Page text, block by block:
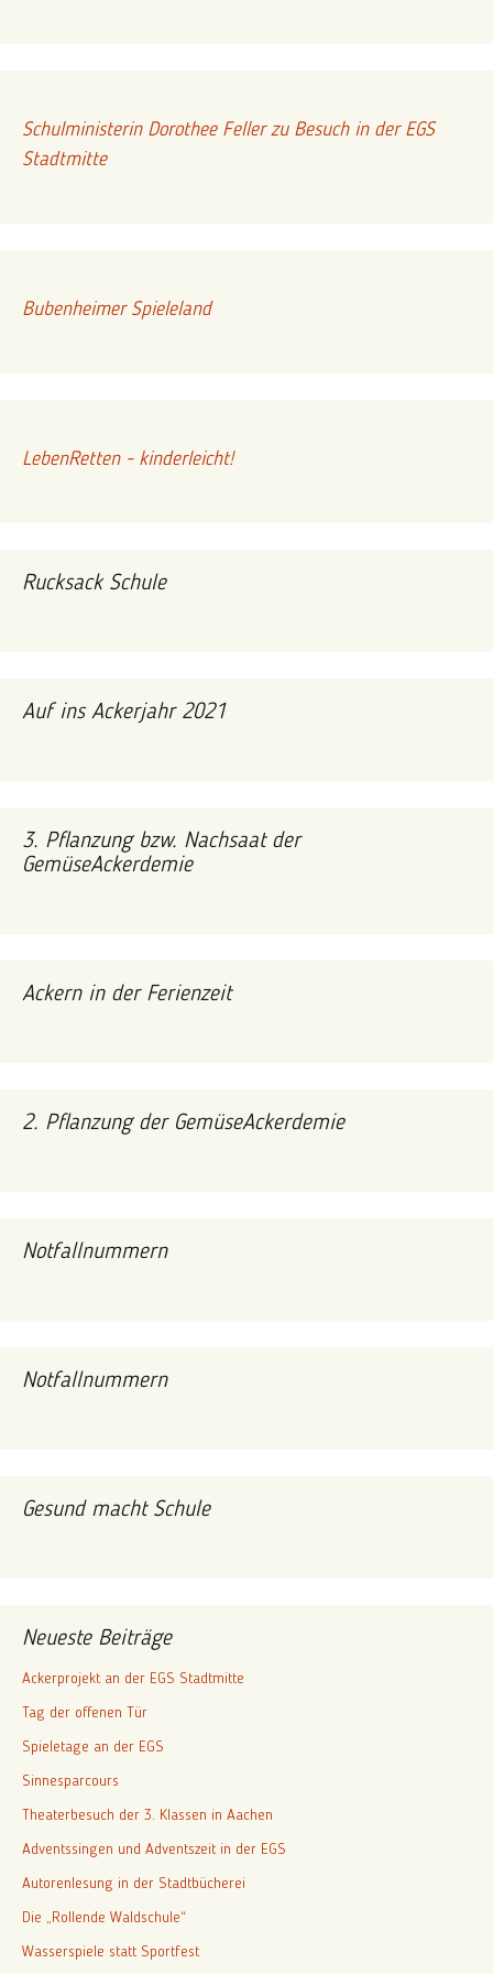
Schulministerin Dorothee Feller zu Besuch in der EGS
Stadtmitte
Bubenheimer Spieleland
LebenRetten - kinderleicht!
Rucksack Schule
Auf ins Ackerjahr 2021
3. Pflanzung bzw. Nachsaat der
GemüseAckerdemie
Ackern in der Ferienzeit
2. Pflanzung der GemüseAckerdemie
Notfallnummern
Notfallnummern
Gesund macht Schule
Neueste Beiträge
Ackerprojekt an der EGS Stadtmitte
Tag der offenen Tür
Spieletage an der EGS
Sinnesparcours
Theaterbesuch der 3. Klassen in Aachen
Adventssingen und Adventszeit in der EGS
Autorenlesung in der Stadtbücherei
Die „Rollende Waldschule“
Wasserspiele statt Sportfest